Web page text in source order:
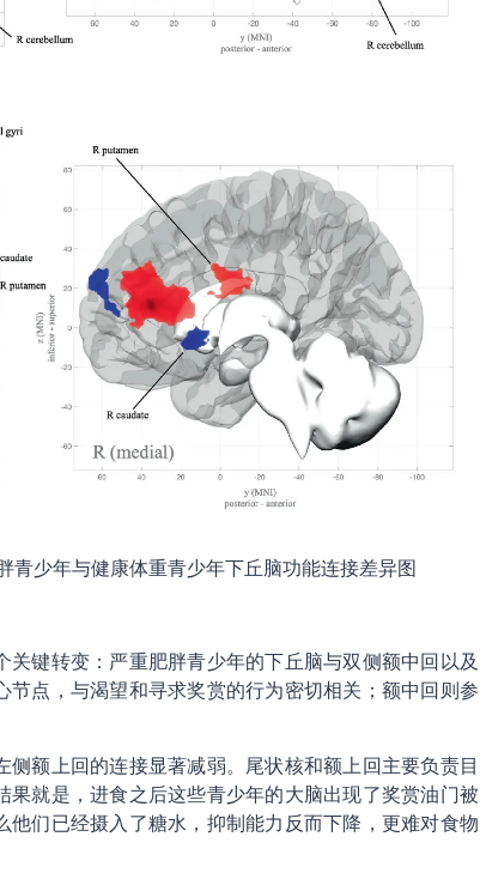
青少年与健康体重青少年下丘脑功能连接差异图
键转变：严重肥胖青少年的下丘脑与双侧额中回以及
点，与渴望和寻求奖赏的行为密切相关；额中回则参
额上回的连接显著减弱。尾状核和额上回主要负责目
就是，进食之后这些青少年的大脑出现了奖赏油门被
们已经摄入了糖水，抑制能力反而下降，更难对食物